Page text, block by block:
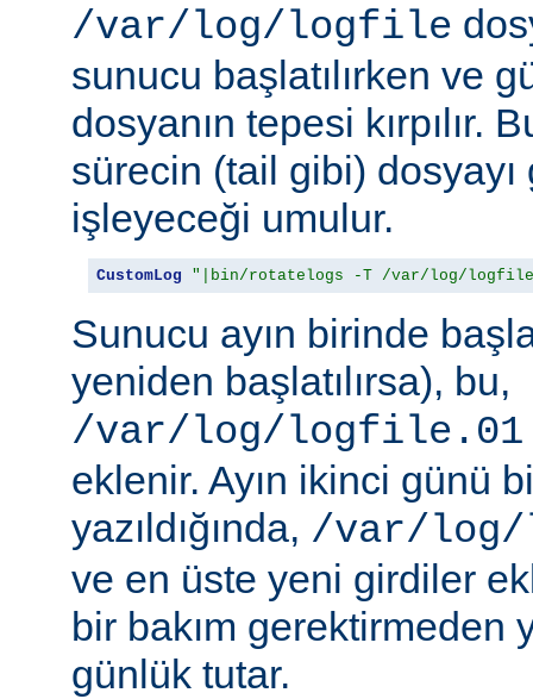
/var/log/logfile
sunucu başlatılırken ve
dosyanın tepesi kırpılır.
sürecin (tail gibi) dosyayı
işleyeceği umulur.
CustomLog "|bin/rotatelogs -T /var/log/
Sunucu ayın birinde
yeniden başlatılırsa), bu,
/var/log/logfile.01
eklenir. Ayın ikinci günü
yazıldığında, /var/
ve en üste yeni girdiler
bir bakım gerektirmeden
günlük tutar.